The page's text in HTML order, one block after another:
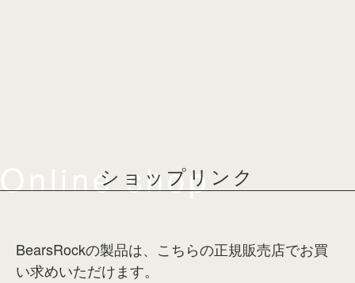
Online shop
ショップリンク
BearsRockの製品は、こちらの正規販売店でお買
い求めいただけます。